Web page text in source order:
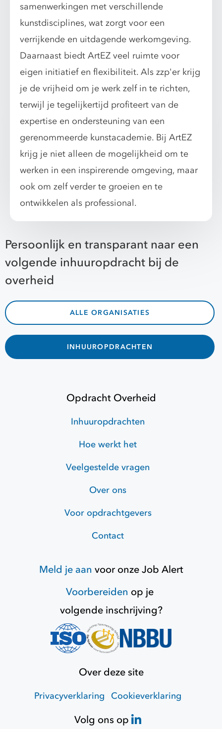
samenwerkingen met verschillende
kunstdisciplines, wat zorgt voor een
verrijkende en uitdagende werkomgeving.
Daarnaast biedt ArtEZ veel ruimte voor
eigen initiatief en flexibiliteit. Als zzp'er krijg
je de vrijheid om je werk zelf in te richten,
terwijl je tegelijkertijd profiteert van de
expertise en ondersteuning van een
gerenommeerde kunstacademie. Bij ArtEZ
krijg je niet alleen de mogelijkheid om te
werken in een inspirerende omgeving, maar
ook om zelf verder te groeien en te
ontwikkelen als professional.
Persoonlijk en transparant naar een
volgende inhuuropdracht bij de
overheid
ALLE ORGANISATIES
INHUUROPDRACHTEN
Opdracht Overheid
Inhuuropdrachten
Hoe werkt het
Veelgestelde vragen
Over ons
Voor opdrachtgevers
Contact
Meld je aan voor onzeJob Alert
Voorbereiden op je
volgende inschrijving?
Over deze site
Privacyverklaring Cookieverklaring
Volg ons op